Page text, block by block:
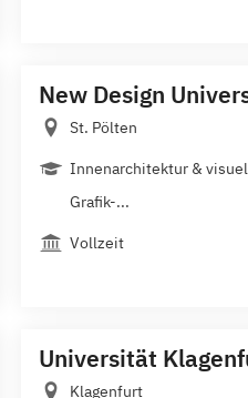
New Design
St. Pölten
Innenarchitektur &
Grafik-...
Vollzeit
Universität
Klagenfurt